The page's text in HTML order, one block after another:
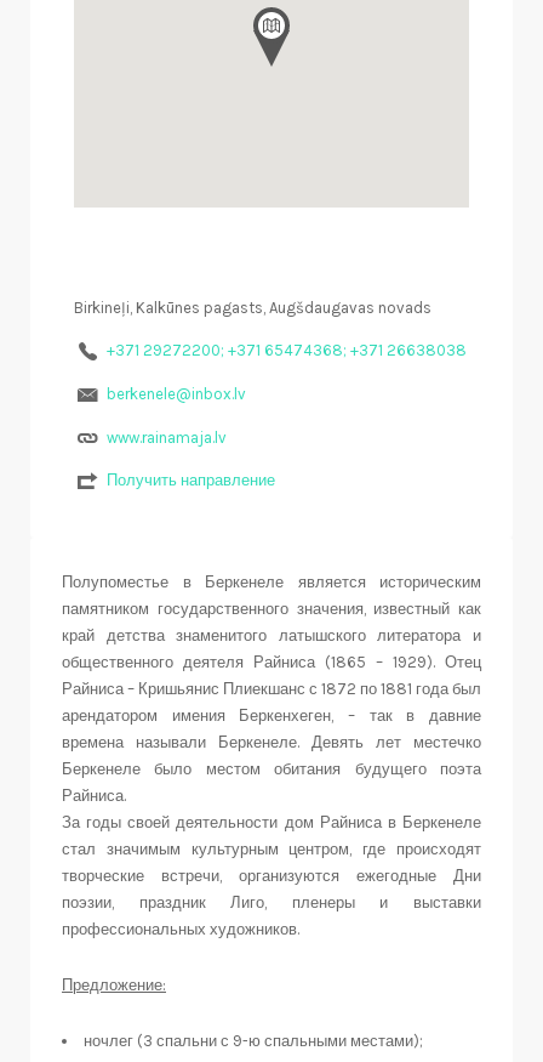
Birkineļi, Kalkūnes pagasts, Augšdaugavas novads
+371 29272200; +371 65474368; +371 26638038
berkenele@inbox.lv
www.rainamaja.lv
Получить направление
Полупоместье в Беркенеле является историческим
памятником государственного значения, известный как
край детства знаменитого латышского литератора и
общественного деятеля Райниса (1865 – 1929). Отец
Райниса – Кришьянис Плиекшанс с 1872 по 1881 года был
арендатором имения Беркенхеген, – так в давние
времена называли Беркенеле. Девять лет местечко
Беркенеле было местом обитания будущего поэта
Райниса.
За годы своей деятельности дом Райниса в Беркенеле
стал значимым культурным центром, где происходят
творческие встречи, организуются ежегодные Дни
поэзии, праздник Лиго, пленеры и выставки
профессиональных художников.
Предложение:
ночлег (3 спальни с 9-ю спальными местами);